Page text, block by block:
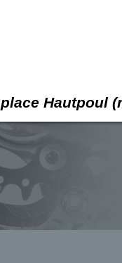
place Hautpoul